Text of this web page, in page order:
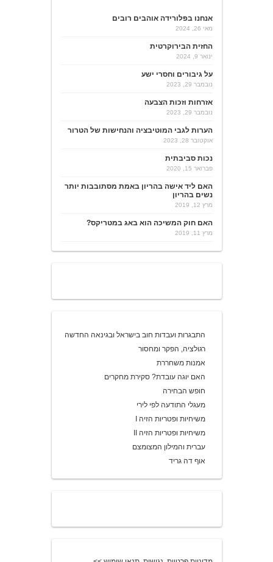
אנחנו בפלורידה אוהבים רובים
מאי 26, 2024
החזית הבירוקרטית
ינואר 9, 2024
על גיבורים וחסרי ישע
נובמבר 29, 2023
אזרחות וזכות הצבעה
נובמבר 29, 2023
הערות לגבי המוטיבציה והנחישות של הטרור
אוקטובר 28, 2023
נכות סביבתית
פברואר 15, 2020
האם ליד אישה בהריון באמת מסתובבות יותר
נשים בהריון
מרץ 12, 2019
האם חוק המשיכה הוא באג במטריקס?
מרץ 11, 2019
התבגרות ועבדות חוב בישראל ובגינאה החדשה
רגולציה, הפקר ומחסור
אמנות משחררת
האם יוגה עובדת? סקירת מחקרים
חופש הבחירה
מעגלי התודעה לפי לירי
משיחיות ופטריות הזיה I
משיחיות ופטריות הזיה II
עברית והמילון המצומצם
אוף דה גריד